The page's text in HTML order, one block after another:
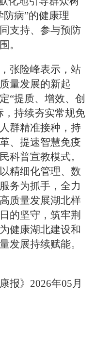
病”的健康理
支持、参与预防
。
张险峰表示，站
量发展的新起
“提质、增效、创
，持续夯实常规免
群精准接种，持
、提速智慧免疫
科普宣教模式。
精细化管理、数
务为抓手，全力
质量发展湖北样
的坚守，筑牢荆
健康湖北建设和
发展持续赋能。
报》2026年05月